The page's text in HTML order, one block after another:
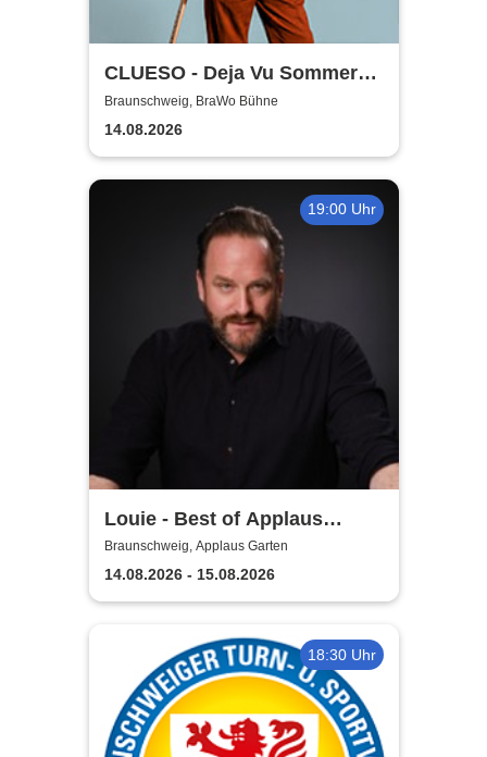
CLUESO - Deja Vu Sommer
Open Air
Braunschweig, BraWo Bühne
14.08.2026
19:00 Uhr
Louie - Best of Applaus
Garten
Braunschweig, Applaus Garten
14.08.2026 - 15.08.2026
18:30 Uhr